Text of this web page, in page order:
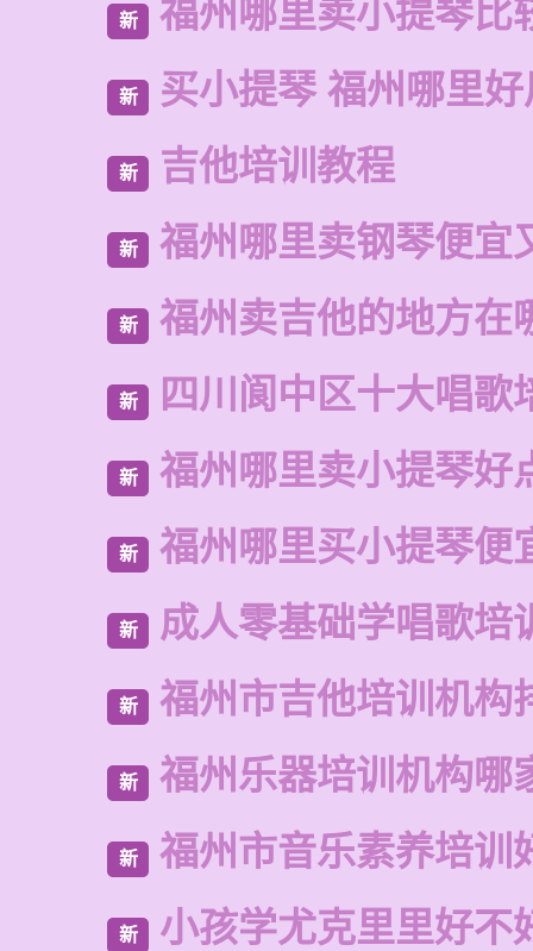
新 福州哪里卖小提琴比
新 买小提琴 福州哪里好
新 吉他培训教程
新 福州哪里卖钢琴便宜
新 福州卖吉他的地方在
新 四川阆中区十大唱歌
新 福州哪里卖小提琴好
新 福州哪里买小提琴便
新 成人零基础学唱歌培
新 福州市吉他培训机构
新 福州乐器培训机构哪
新 福州市音乐素养培训
新 小孩学尤克里里好不